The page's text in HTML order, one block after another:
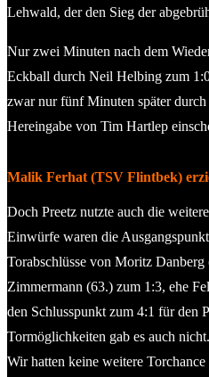
Lehwald, der den Sieg der
Nur zwei Minuten nach dem
Eckball durch Neil Helbing zum
zwar nur fünf Minuten später
Hereingabe von Tim Hartlep
Malik Ferhat (TSV Flintbek)
Doch Preetz nutzte auch die
Einwürfe waren die
Torabschlüsse von Moritz
Zimmermann (63.) zum 1:3, ehe
den Schlusspunkt zum 4:1 für den
Tormöglichkeiten gab es auch
Wir hatten keine weitere